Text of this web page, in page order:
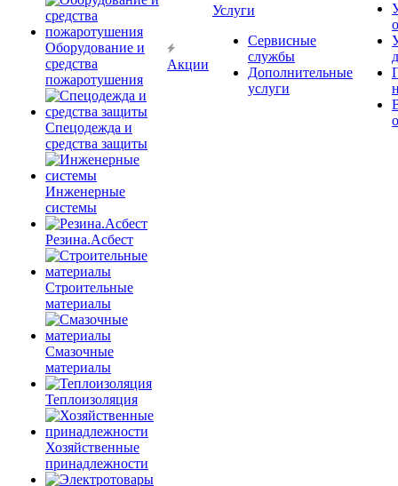
Оборудование и
средства
пожаротушения
Спецодежда и
средства защиты
Инженерные
системы
Резина.Асбест
Строительные
материалы
Смазочные
материалы
Теплоизоляция
Хозяйственные
принадлежности
Акции
Услуги
Сервисные
службы
Дополнительные
услуги